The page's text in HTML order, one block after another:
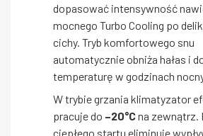
dopasować intensywność
mocnego Turbo Cooling po
cichy. Tryb komfortowego snu
automatycznie obniża hałas i
temperaturę w godzinach
W trybie grzania klimatyzator
pracuje do –20°Cna zewnątrz.
ciepłego startu eliminuje